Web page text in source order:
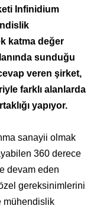
Infinidium
katma değer
sunduğu
veren şirket,
farklı alanlarda
yapıyor.
sanayii olmak
360 derece
devam eden
gereksinimlerini
mühendislik